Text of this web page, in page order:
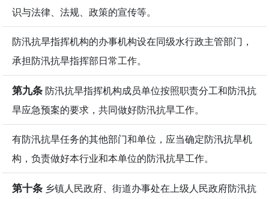
识与法律、法规、政策的宣传等。
防汛抗旱指挥机构的办事机构设在同级水行政主管部门，
承担防汛抗旱指挥部日常工作。
第九条 防汛抗旱指挥机构成员单位按照职责分工和防汛抗
旱应急预案的要求，共同做好防汛抗旱工作。
有防汛抗旱任务的其他部门和单位，应当确定防汛抗旱机
构，负责做好本行业和本单位的防汛抗旱工作。
第十条 乡镇人民政府、街道办事处在上级人民政府防汛抗